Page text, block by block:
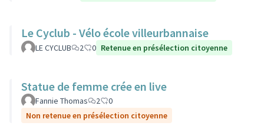
Le Cyclub - Vélo école villeurbannaise
LE CYCLUB 2 0 Retenue en présélection citoyenne
Statue de femme crée en live
Fannie Thomas 2
0
Non retenue en présélection citoyenne